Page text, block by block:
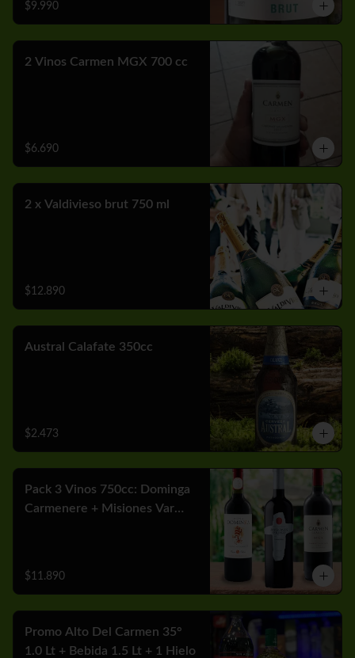
$9.990
2 Vinos Carmen MGX 700 cc
$6.690
2 x Valdivieso brut 750 ml
$12.890
Austral Calafate 350cc
$2.473
Pack 3 Vinos 750cc: Dominga
Carmenere + Misiones Var
$11.890
Promo Alto Del Carmen 35°
1.0 Lt + Bebida 1.5 Lt + 1 Hielo